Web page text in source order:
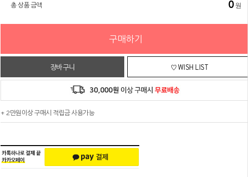
총 상품 금액 0 원
구매하기
장바구니 ♡ WISH LIST
+ 2만원이상 구매시 적립금 사용가능